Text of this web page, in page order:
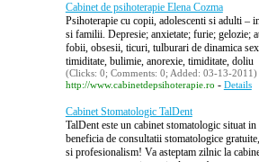
Cabinet de psihoterapie Elena Cozma
Psihoterapie cu copii, adolescenti si adulti –
si familii. Depresie; anxietate; furie; gelozie;
fobii, obsesii, ticuri, tulburari de dinamica
timiditate, bulimie, anorexie, timiditate, doliu
(Clicks: 0; Comments: 0; Added: 03-13-2011)
http://www.cabinetdepsihoterapie.ro - Details
Cabinet Stomatologic TalDent
TalDent este un cabinet stomatologic situat
beneficia de consultatii stomatologice
si profesionalism! Va asteptam zilnic la